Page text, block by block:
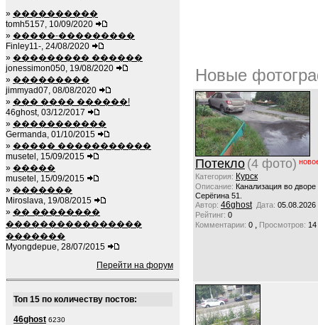
» ����������
tomh5157, 10/09/2020
» �����-���������
Finley11-, 24/08/2020
» ��������� ������
jonessimon050, 19/08/2020
» ���������
jimmyad07, 08/08/2020
» ��� ���� ������!
46ghost, 03/12/2017
» �����������
Germanda, 01/10/2015
» ����� �����������
musetel, 15/09/2015
» �����
musetel, 15/09/2015
» �������
Miroslava, 19/08/2015
» �� ��������
����������������
�������
Myongdepue, 28/07/2015
Перейти на форум
Топ 15 по количеству постов:
46ghost 6230
Новые
Потекло (4 фото)
Категория: Курск
Описание: Канализация во
Серёгина 51.
Автор: 46ghost Дата: 05.08.2026
Рейтинг: 0
Комментарии: 0 , Просмотров: 14